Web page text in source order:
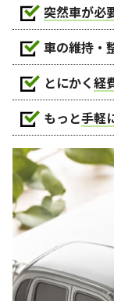
突然車が必
車の維持・
とにかく経
もっと手軽